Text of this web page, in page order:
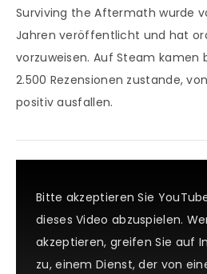
Surviving the Aftermath wurde
Jahren veröffentlicht und hat
vorzuweisen. Auf Steam kamen
2.500 Rezensionen zustande,
positiv ausfallen.
Bitte akzeptieren Sie
dieses Video abzuspielen.
akzeptieren, greifen Sie auf
zu, einem Dienst, der von